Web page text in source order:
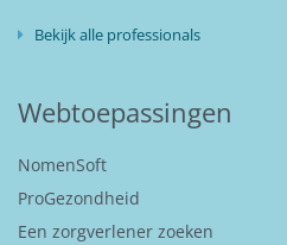
Bekijk alle professionals
Webtoepassingen
NomenSoft
ProGezondheid
Een zorgverlener zoeken